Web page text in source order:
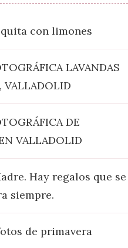
con limones
LAVANDAS
VALLADOLID
DE
VALLADOLID
Hay regalos que se
siempre.
de primavera